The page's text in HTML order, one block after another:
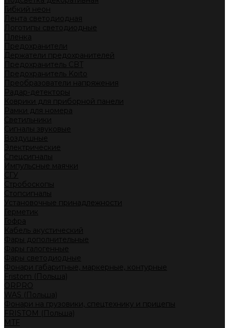
Гибкий неон
Лента светодиодная
Логотипы светодиодные
Пленка
Предохранители
Держатели предохранителей
Предохранитель CBT
Предохранитель Koito
Преобразователи напряжения
Радар-детекторы
Коврики для приборной панели
Рамки для номера
Светильники
Сигналы звуковые
Воздушные
Электрические
Спецсигналы
Импульсные маячки
СГУ
Стробоскопы
Стопсигналы
Установочные принадлежности
Герметик
Гофра
Кабель акустический
Фары дополнительные
Фары галогенные
Фары светодиодные
Фонари габаритные, маркерные, контурные
Fristom (Польша)
ORPRO
WAS (Польша)
Фонари на грузовики, спецтехнику и прицепы
FRISTOM (Польша)
MTF